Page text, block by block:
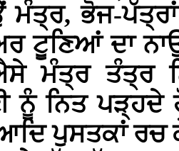
ਮੰਤ੍ਰ, ਭੋਜ-
ਟੂਣਿਆਂ ਦਾ
ਮੰਤ੍ਰ ਤੰਤ੍ਰ
ਨੂੰ ਨਿਤ ਪੜ੍ਹਦੇ
ਪੁਸਤਕਾਂ ਰਚ